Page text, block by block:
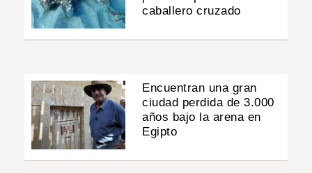
caballero cruzado
Encuentran una gran
ciudad perdida de 3.000
años bajo la arena en
Egipto